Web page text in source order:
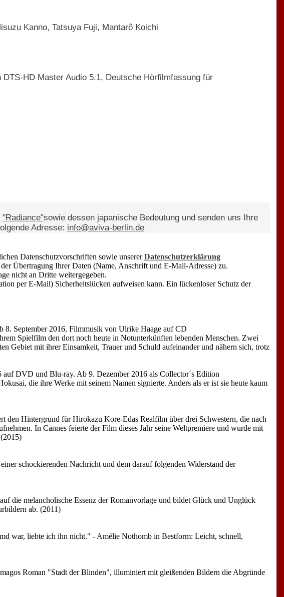
Kanno, Tatsuya Fuji, Mantarô Koichi
HD Master Audio 5.1, Deutsche Hörfilmfassung für
"Radiance"sowie dessen japanische Bedeutung und senden uns Ihre
Adresse: info@aviva-berlin.de
Datenschutzvorschriften sowie unsererDatenschutzerklärung
Übertragung Ihrer Daten (Name, Anschrift und E-Mail-Adresse) zu.
nicht an Dritte weitergegeben.
per E-Mail) Sicherheitslücken aufweisen kann. Ein lückenloser Schutz der
September 2016, Filmmusik von Ulrike Haage auf CD
Spielfilm den dort noch heute in Notunterkünften lebenden Menschen. Zwei
Gebiet mit ihrer Einsamkeit, Trauer und Schuld aufeinander und nähern sich, trotz
auf DVD und Blu-ray. Ab 9. Dezember 2016 als Collector´s Edition
die ihre Werke mit seinem Namen signierte. Anders als er ist sie heute kaum
Hintergrund für Hirokazu Kore-Edas Realfilm über drei Schwestern, die nach
In Cannes feierte der Film dieses Jahr seine Weltpremiere und wurde mit
schockierenden Nachricht und dem darauf folgenden Widerstand der
die melancholische Essenz der Romanvorlage und bildet Glück und Unglück
ab. (2011)
war, liebte ich ihn nicht." - Amélie Nothomb in Bestform: Leicht, schnell,
Roman "Stadt der Blinden", illuminiert mit gleißenden Bildern die Abgründe